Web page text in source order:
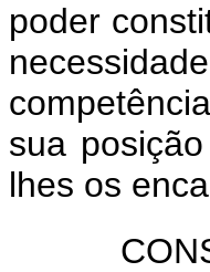
poder
sua
lhes os